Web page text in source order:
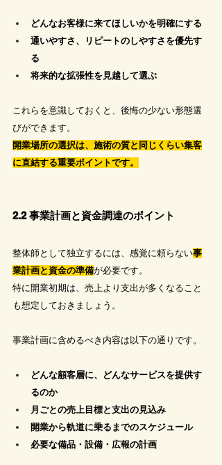
どんなお客様に来てほしいかを明確にする
通いやすさ、リピートのしやすさを優先す
る
将来的な拡張性を見越して選ぶ
これらを意識しておくと、後悔の少ない形態選
びができます。
開業場所の選択は、施術の質と同じくらい集客
に直結する重要ポイントです。
2.2 事業計画と資金調達のポイント
整体師として独立するには、感覚に頼らない事
業計画と資金の準備が必要です。
特に開業初期は、売上より支出が多くなること
も想定しておきましょう。
事業計画に含めるべき内容は以下の通りです。
どんな顧客層に、どんなサービスを提供す
るのか
月ごとの売上目標と支出の見込み
開業から軌道に乗るまでのスケジュール
必要な備品・設備・広報の計画